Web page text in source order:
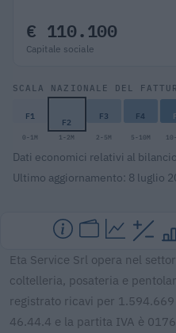
€ 110.100
Capitale sociale
SCALA NAZIONALE DEL
F1 F2 F3 F4
0-1M 1-2M 2-5M 5-10M
Dati economici relativi al
Ultimo aggiornamento: 8 luglio
Eta Service Srl opera nel
coltelleria, posateria e
registrato ricavi per
46.44.4 e la partita IVA è